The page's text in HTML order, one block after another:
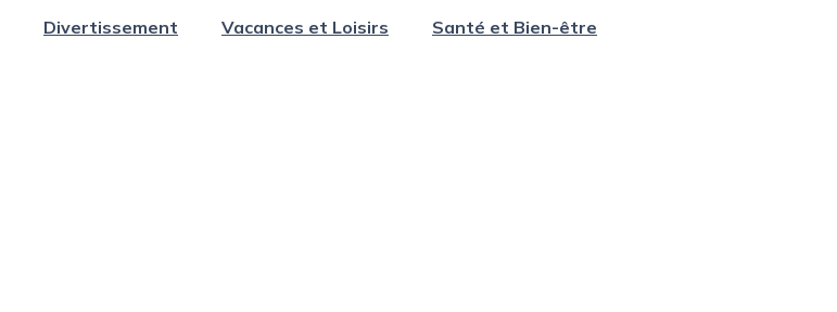
Divertissement Vacances et Loisirs
Santé et Bien-être